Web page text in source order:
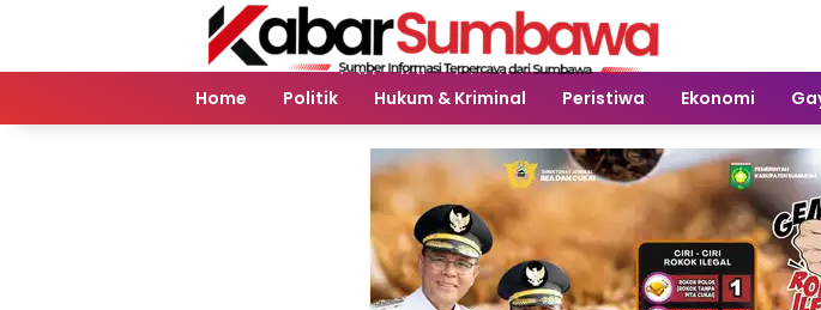
Home
Politik Hukum & Kriminal Peristiwa Ekonomi